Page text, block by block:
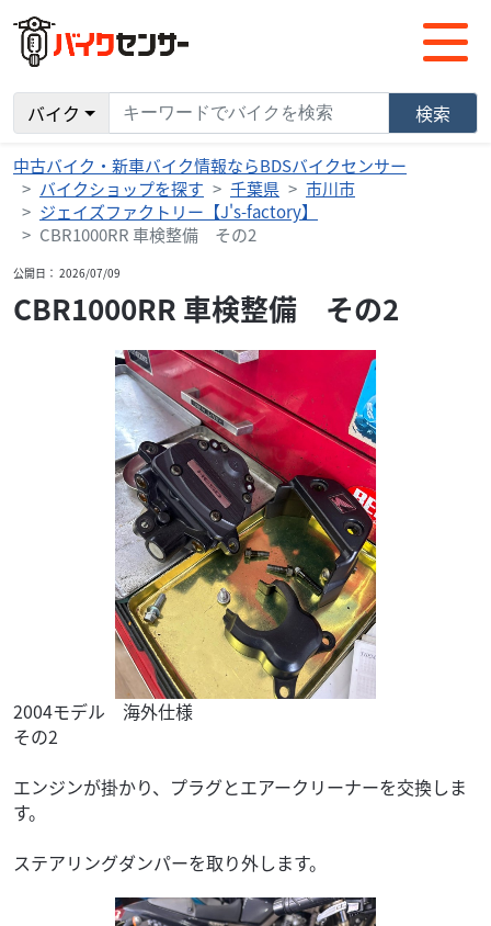
バイク 検索
中古バイク・新車バイク情報ならBDSバイクセンサー
バイクショップを探す
千葉県
市川市
ジェイズファクトリー【J's-factory】
CBR1000RR 車検整備 その2
公開日： 2026/07/09
CBR1000RR 車検整備 その2
2004モデル 海外仕様
その2
エンジンが掛かり、プラグとエアークリーナーを交換しま
す。
ステアリングダンパーを取り外します。